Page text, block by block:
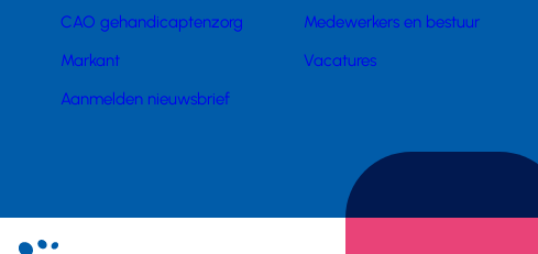
CAO gehandicaptenzorg
Markant
Aanmelden nieuwsbrief
Medewerkers en bestuur
Vacatures